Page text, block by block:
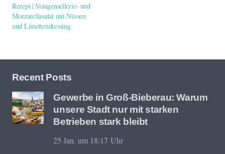
Rezept | Stangensellerie- und
Mozzarellasalat mit Nüssen
und Limettendressing
Recent Posts
Gewerbe in Groß-Bieberau: Warum
unsere Stadt nur mit starken
Betrieben stark bleibt
25 Jan. um 18:17 Uhr